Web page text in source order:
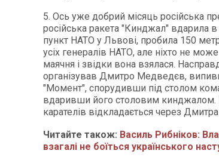
5. Ось уже добрий місяць російська
російська ракета "Кинджал" вдарила
пункт НАТО у Львові, пробила 150
усіх генералів НАТО, але ніхто не
маячня і звідки вона взялася.
організував Дмитро Медведєв,
"Момент", спорудивши під столом
вдаривши його столовим кинджалом.
карателів відкладається через
Читайте також: Василь Рибніков:
взагалі не боїться українського